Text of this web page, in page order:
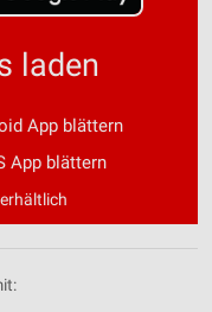
laden
App blättern
App blättern